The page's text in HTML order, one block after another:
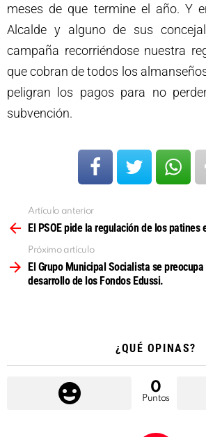
meses de que termine el año. Y
Alcalde y alguno de sus
campaña recorriéndose nuestra
que cobran de todos los
peligran los pagos para no
subvención.
más
Artículo anterior
El PSOE pide la regulación de los patines
Próximo artículo
El Grupo Municipal Socialista se
desarrollo de los Fondos Edussi.
¿QUÉ OPINAS?
0
Puntos